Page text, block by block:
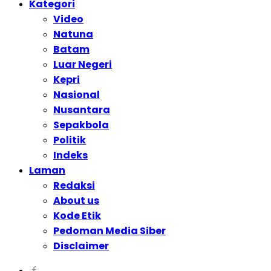
Kategori
Video
Natuna
Batam
Luar Negeri
Kepri
Nasional
Nusantara
Sepakbola
Politik
Indeks
Laman
Redaksi
About us
Kode Etik
Pedoman Media Siber
Disclaimer